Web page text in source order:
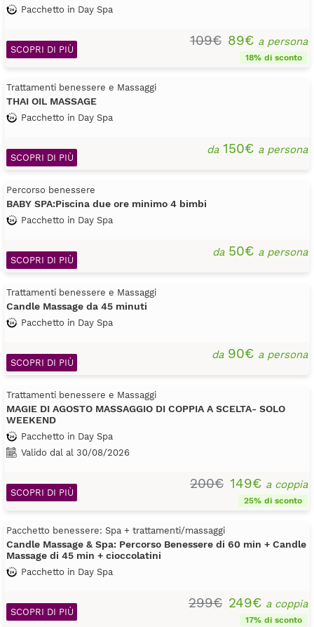
Pacchetto in Day Spa
109€ 89€ a persona
18% di sconto
SCOPRI DI PIÙ
Trattamenti benessere e Massaggi
THAI OIL MASSAGE
Pacchetto in Day Spa
da150€ a persona
SCOPRI DI PIÙ
Percorso benessere
BABY SPA:Piscina due ore minimo 4 bimbi
Pacchetto in Day Spa
da50€ a persona
SCOPRI DI PIÙ
Trattamenti benessere e Massaggi
Candle Massage da 45 minuti
Pacchetto in Day Spa
da90€ a persona
SCOPRI DI PIÙ
Trattamenti benessere e Massaggi
MAGIE DI AGOSTO MASSAGGIO DI COPPIA A SCELTA- SOLO
WEEKEND
Pacchetto in Day Spa
Valido dal al 30/08/2026
200€ 149€ a coppia
25% di sconto
SCOPRI DI PIÙ
Pacchetto benessere: Spa + trattamenti/massaggi
Candle Massage & Spa: Percorso Benessere di 60 min + Candle
Massage di 45 min + cioccolatini
Pacchetto in Day Spa
299€ 249€ a coppia
17% di sconto
SCOPRI DI PIÙ